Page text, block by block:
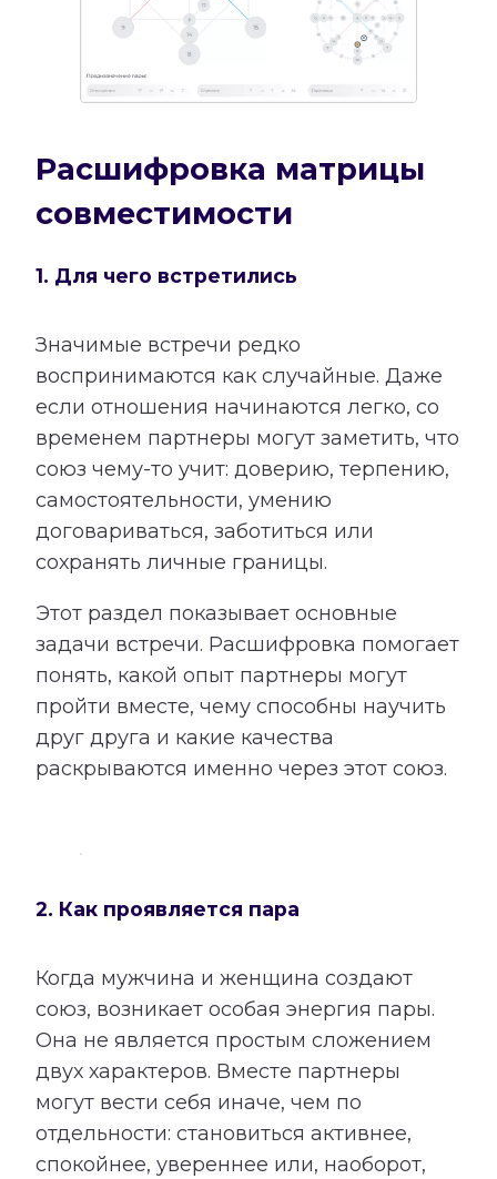
Расшифровка матрицы
совместимости
1. Для чего встретились
Значимые встречи редко
воспринимаются как случайные. Даже
если отношения начинаются легко, со
временем партнеры могут заметить, что
союз чему-то учит: доверию, терпению,
самостоятельности, умению
договариваться, заботиться или
сохранять личные границы.
Этот раздел показывает основные
задачи встречи. Расшифровка помогает
понять, какой опыт партнеры могут
пройти вместе, чему способны научить
друг друга и какие качества
раскрываются именно через этот союз.
2. Как проявляется пара
Когда мужчина и женщина создают
союз, возникает особая энергия пары.
Она не является простым сложением
двух характеров. Вместе партнеры
могут вести себя иначе, чем по
отдельности: становиться активнее,
спокойнее, увереннее или, наоборот,